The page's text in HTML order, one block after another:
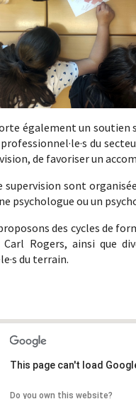
également un soutien
du
de favoriser un
supervision sont
psychologue ou un
des cycles de
Rogers, ainsi que
du terrain.
This page can't load
Do you own this website?